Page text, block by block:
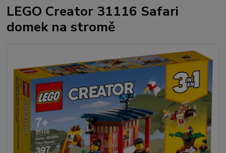
LEGO Creator 31116 Safari
domek na stromě